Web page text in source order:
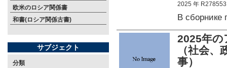
欧米のロシア関係書
和書(ロシア関係古書)
サブジェクト
分類
2025 年 R278553
В сборнике
2025年
（社会
事）